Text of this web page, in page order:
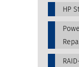
HP